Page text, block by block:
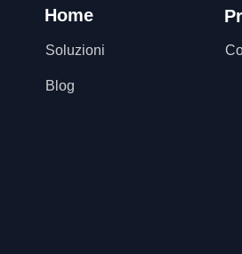
Home
Soluzioni
Blog